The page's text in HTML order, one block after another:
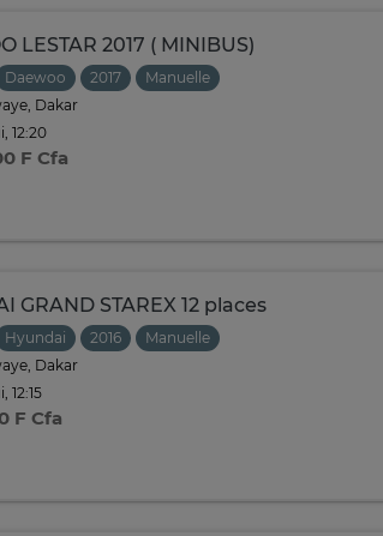
LESTAR 2017 ( MINIBUS)
Daewoo 2017
Manuelle
Dakar
12:20
F Cfa
GRAND STAREX 12 places
Hyundai 2016
Manuelle
Dakar
12:15
F Cfa